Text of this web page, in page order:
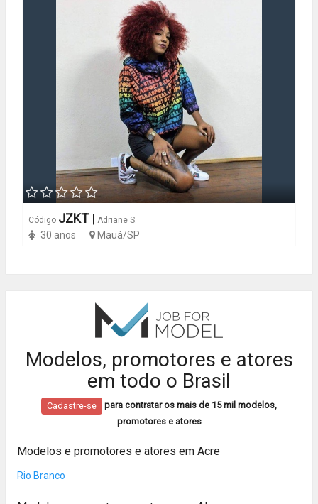
Código JZKT | Adriane S.
30 anos Mauá/SP
Modelos, promotores e atores
em todo o Brasil
Cadastre-se
para contratar os mais de 15 mil modelos,
promotores e atores
Modelos e promotores e atores em Acre
Rio Branco